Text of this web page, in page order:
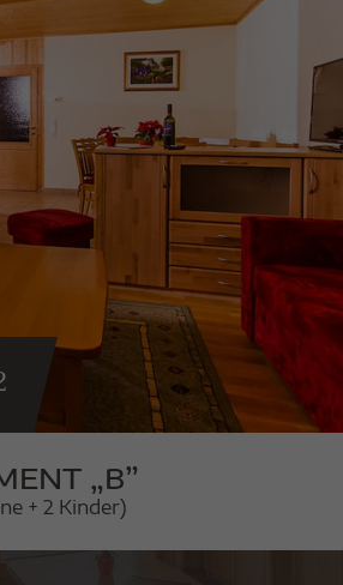
„B”
+ 2 Kinder)